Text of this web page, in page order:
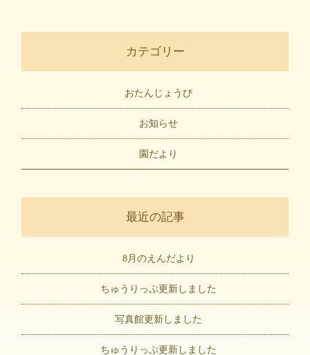
カテゴリー
おたんじょうび
お知らせ
園だより
最近の記事
8月のえんだより
ちゅうりっぷ更新しました
写真館更新しました
ちゅうりっぷ更新しました